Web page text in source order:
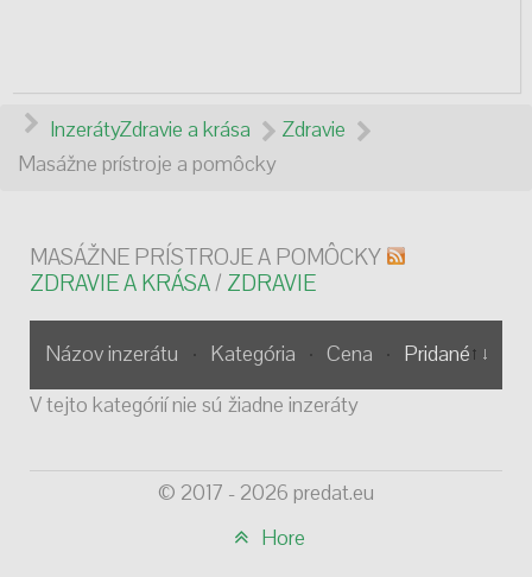
InzerátyZdravie a krása
Zdravie
Masážne prístroje a pomôcky
MASÁŽNE PRÍSTROJE A POMÔCKY
ZDRAVIE A KRÁSA/ ZDRAVIE
Názov inzerátu Kategória Cena
Pridané
V tejto kategórií nie sú žiadne inzeráty
© 2017 - 2026 predat.eu
Hore